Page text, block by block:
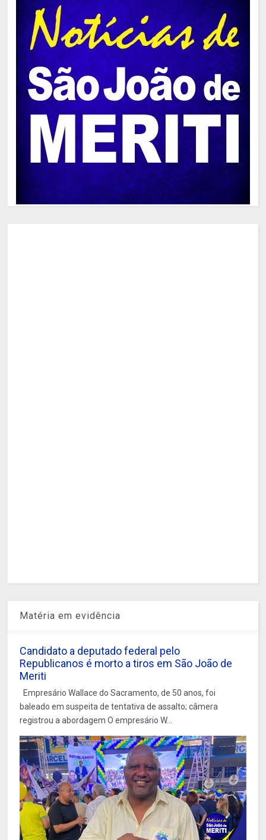
Matéria em evidência
Candidato a deputado federal pelo
Republicanos é morto a tiros em São João de
Meriti
Empresário Wallace do Sacramento, de 50 anos, foi
baleado em suspeita de tentativa de assalto; câmera
registrou a abordagem O empresário W...